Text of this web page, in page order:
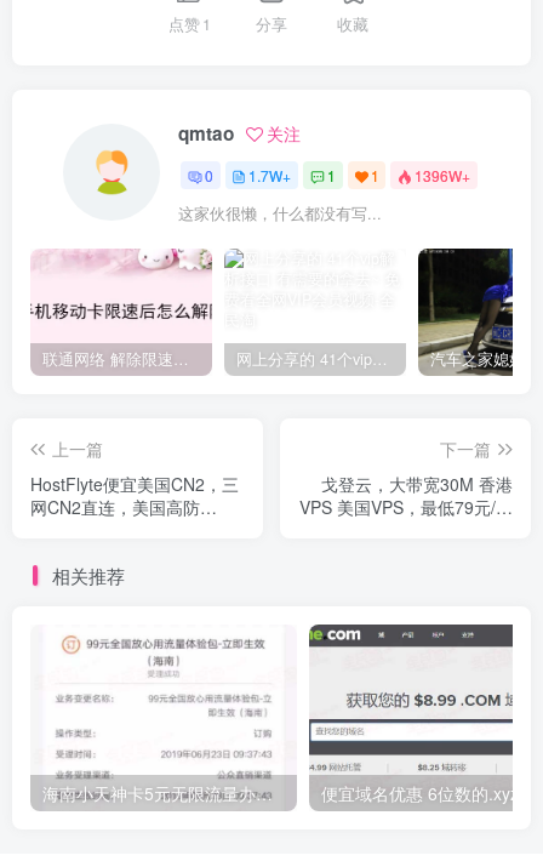
点赞1 分享 收藏
qmtao 关注
0 1.7W+ 1 1 1396W+
这家伙很懒，什么都没有写...
联通网络 解除限速方法参考！畅享、畅玩、老白干等及其它地区自测了 网上分享的 41个vip解析接口 有需要的拿去~ 免费看全网VIP会员视频
上一篇
HostFlyte便宜美国CN2，三
网CN2直连，美国高防
下一篇
戈登云，大带宽30M 香港
VPS 美国VPS，最低79元/年
相关推荐
海南小天神卡5元无限流量办理的方法，5元流量不限量自行车来了